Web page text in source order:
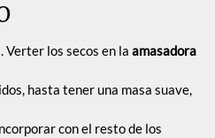
Verter los secos en la amasadora
hasta tener una masa suave,
con el resto de los